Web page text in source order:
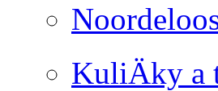
KuliÄky a